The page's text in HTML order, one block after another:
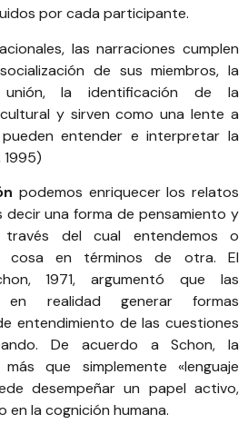
por cada participante.
las narraciones cumplen
de sus miembros, la
la identificación de la
y sirven como una lente a
entender e interpretar la
podemos enriquecer los relatos
decir una forma de pensamiento y
del cual entendemos o
cosa en términos de otra. El
1971, argumentó que las
en realidad generar formas
entendimiento de las cuestiones
De acuerdo a Schon, la
que simplemente «lenguaje
desempeñar un papel activo,
la cognición humana.